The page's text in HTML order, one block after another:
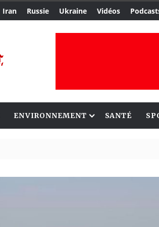
Iran Russie Ukraine Vidéos
ENVIRONNEMENT SANTÉ